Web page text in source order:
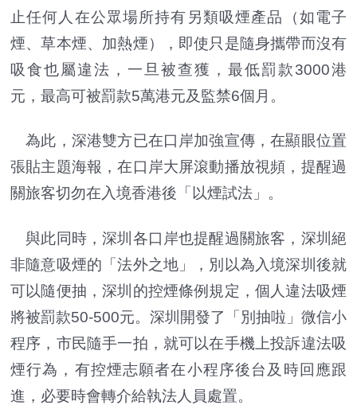
止任何人在公眾場所持有另類吸煙產品（如電子
煙、草本煙、加熱煙），即使只是隨身攜帶而沒有
吸食也屬違法，一旦被查獲，最低罰款3000港
元，最高可被罰款5萬港元及監禁6個月。
為此，深港雙方已在口岸加強宣傳，在顯眼位置
張貼主題海報，在口岸大屏滾動播放視頻，提醒過
關旅客切勿在入境香港後「以煙試法」。
與此同時，深圳各口岸也提醒過關旅客，深圳絕
非隨意吸煙的「法外之地」，別以為入境深圳後就
可以隨便抽，深圳的控煙條例規定，個人違法吸煙
將被罰款50-500元。深圳開發了「別抽啦」微信小
程序，市民隨手一拍，就可以在手機上投訴違法吸
煙行為，有控煙志願者在小程序後台及時回應跟
進，必要時會轉介給執法人員處置。